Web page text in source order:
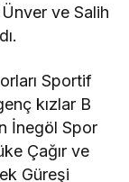
ve Salih
Sportif
kızlar B
İnegöl Spor
Çağır ve
Güreşi